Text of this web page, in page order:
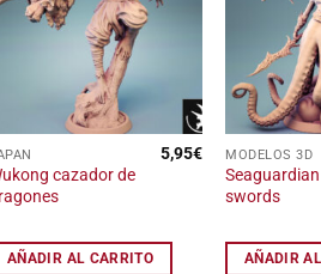
página
producto
a la
lista
cazador de
5,95€
AÑADIR AL CARRITO
MODELOS 3D
swords
AÑADIR